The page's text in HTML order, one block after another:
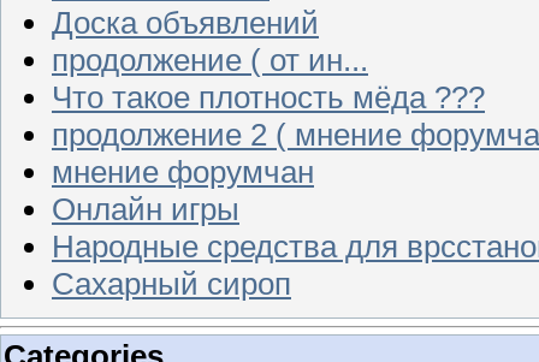
Доска объявлений
продолжение ( от ин...
Что такое плотность мёда ???
продолжение 2 ( мнение
мнение форумчан
Онлайн игры
Народные средства для
Сахарный сироп